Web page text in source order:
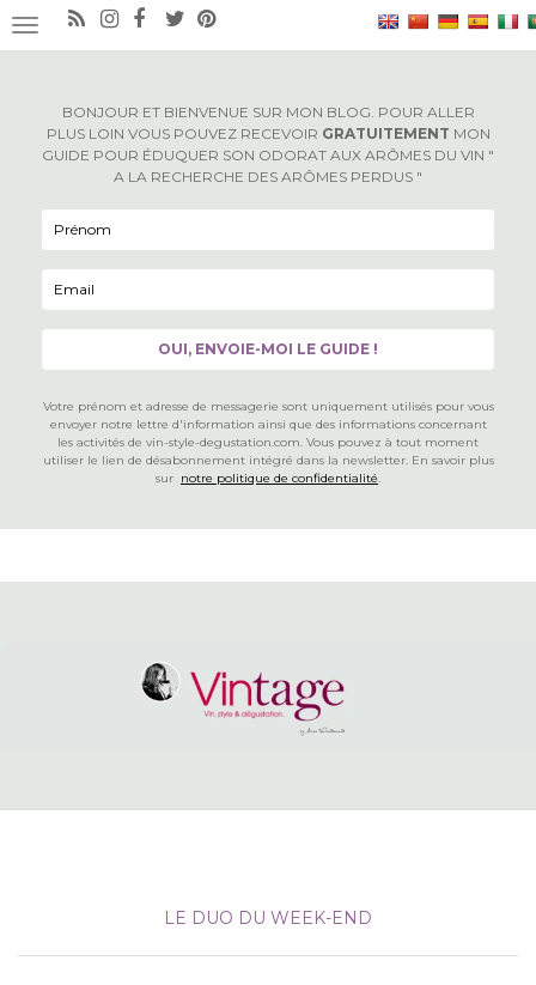
×
BONJOUR ET BIENVENUE SUR MON BLOG. POUR ALLER
PLUS LOIN VOUS POUVEZ RECEVOIR GRATUITEMENT MON
GUIDE POUR ÉDUQUER SON ODORAT AUX ARÔMES DU VIN "
A LA RECHERCHE DES ARÔMES PERDUS "
Votre prénom et adresse de messagerie sont uniquement utilisés pour vous
envoyer notre lettre d'information ainsi que des informations concernant
les activités de vin-style-degustation.com. Vous pouvez à tout moment
utiliser le lien de désabonnement intégré dans la newsletter. En savoir plus
sur notre politique de confidentialité.
OUVRIR/FERMER LA NAVIGATION
LE DUO DU WEEK-END